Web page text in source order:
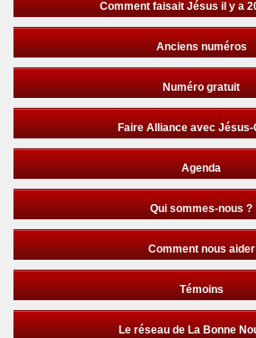
Comment faisait Jésus il y a
Anciens numéros
Numéro gratuit
Faire Alliance avec
Agenda
Qui sommes-nous ?
Comment nous aider
Témoins
Le réseau de La Bonne